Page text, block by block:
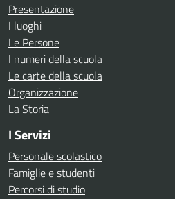
Presentazione
I luoghi
Le Persone
I numeri della scuola
Le carte della scuola
Organizzazione
La Storia
I Servizi
Personale scolastico
Famiglie e studenti
Percorsi di studio